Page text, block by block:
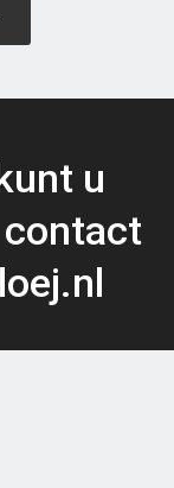
worden
u